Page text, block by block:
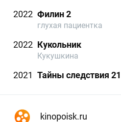
2022 Филин 2
глухая пациентка
2022 Кукольник
Кукушкина
2021 Тайны следствия 21
kinopoisk.ru